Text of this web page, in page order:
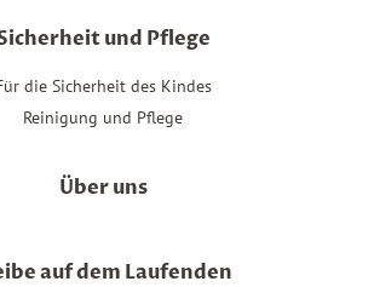
und Pflege
die Sicherheit des Kindes
Reinigung und Pflege
Über uns
auf dem Laufenden